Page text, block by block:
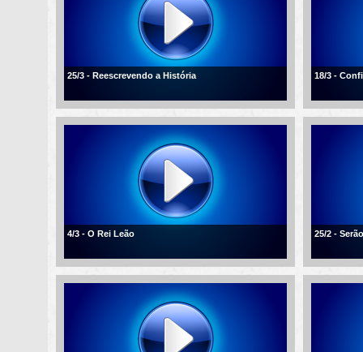
25/3 - Reescrevendo a História 18/3 -
4/3 - O Rei Leão 25/2 -